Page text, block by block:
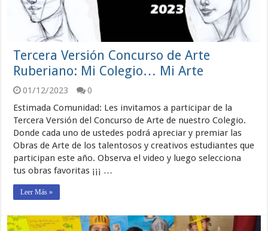
Tercera Versión Concurso de Arte
Ruberiano: Mi Colegio… Mi Arte
01/12/2023
0
Estimada Comunidad: Les invitamos a participar de la
Tercera Versión del Concurso de Arte de nuestro Colegio.
Donde cada uno de ustedes podrá apreciar y premiar las
Obras de Arte de los talentosos y creativos estudiantes que
participan este año. Observa el video y luego selecciona
tus obras favoritas ¡¡¡ …
Leer Más »